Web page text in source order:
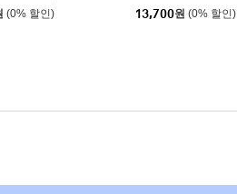
(0% 할인)
13,700원 (0% 할인)